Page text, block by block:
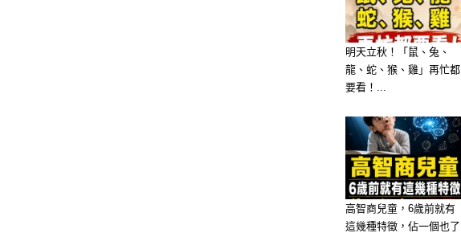
明天立秋！「鼠、兔、
龍、蛇、猴、雞」再忙都
要看！...
高智商兒童，6歲前就有
這幾種特徵，佔一個也了